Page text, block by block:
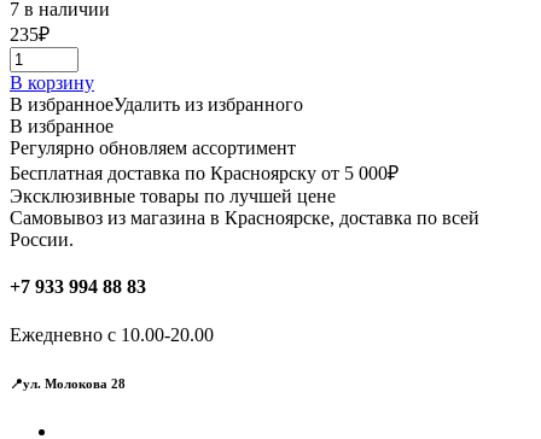
7 в наличии
235₽
В корзину
В избранноеУдалить из избранного
В избранное
Регулярно обновляем ассортимент
Бесплатная доставка по Красноярску от 5 000₽
Эксклюзивные товары по лучшей цене
Самовывоз из магазина в Красноярске, доставка по всей
России.
+7 933 994 88 83
Ежедневно с 10.00-20.00
📍ул. Молокова 28